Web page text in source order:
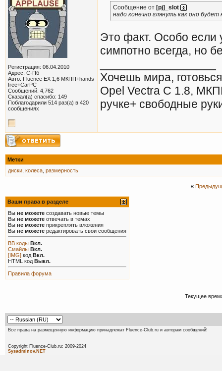
Регистрация: 06.04.2010
Адрес: С-Пб
Авто: Fluence EX 1,6 МКПП+hands
free+CarPC
Сообщений: 4,762
Сказал(а) спасибо: 149
Поблагодарили 514 раз(а) в 420
сообщениях
Сообщение от [pj]_slot
надо конечно глянуть как оно
Это факт. Особо если
симпотно всегда, но
Хочешь мира,
Opel Vectra С 1.8,
ручке+ свободные
Метки
диски колеса размерность
«
Ваши права в разделе
Вы не можете создавать новые темы
Вы не можете отвечать в темах
Вы не можете прикреплять вложения
Вы не можете редактировать свои сообщения
BB коды Вкл.
Смайлы Вкл.
[IMG] код Вкл.
HTML код Выкл.
Правила форума
Текущее
Все права на размещенную информацию принадлежат Fluence-Club.ru и авторам сообщений!
Copyright Fluence-Club.ru;
Sysadminov.NET